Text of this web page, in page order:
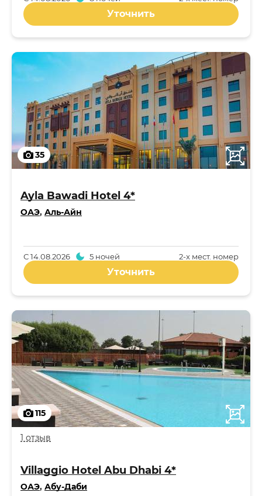
Уточнить
35
Ayla Bawadi Hotel 4*
ОАЭ, Аль-Айн
2-x мест. номер
С14.08.2026 5 ночей
Уточнить
115
1 отзыв
Villaggio Hotel Abu Dhabi 4*
ОАЭ, Абу-Даби